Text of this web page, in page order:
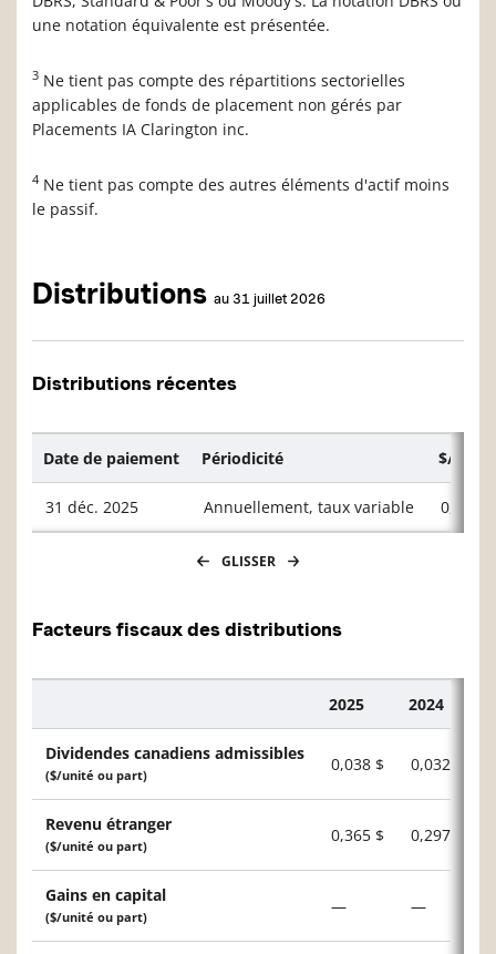
une notation équivalente est présentée.
3 Ne tient pas compte des répartitions sectorielles
applicables de fonds de placement non gérés par
Placements IA Clarington inc.
4 Ne tient pas compte des autres éléments d'actif moins
le passif.
Distributions au 31 juillet 2026
Distributions récentes
Date de paiement Périodicité $/
31 déc. 2025 Annuellement, taux variable
GLISSER
Facteurs fiscaux des distributions
2025 2024
Dividendes canadiens admissibles
($/unité ou part)
0,038 $ 0,032 $
Revenu étranger
($/unité ou part)
0,365 $ 0,297 $
Gains en capital
($/unité ou part)
— —